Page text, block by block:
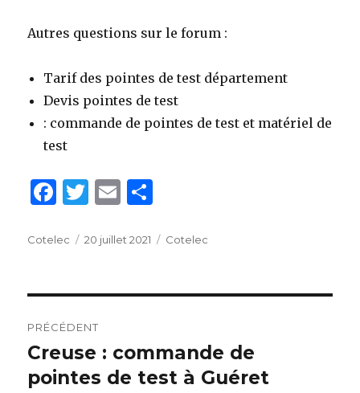
Autres questions sur le forum :
Tarif des pointes de test département
Devis pointes de test
: commande de pointes de test et matériel de
test
F
c
b
o
o
k
T
it
r
E
ai ta
er
Auteur
Cotelec
Publié
20 juillet 2021 Catégories
Cotelec
de
l’article
PRÉCÉDENT
Publication
précédente :
Creuse : commande de
pointes de test à Guéret